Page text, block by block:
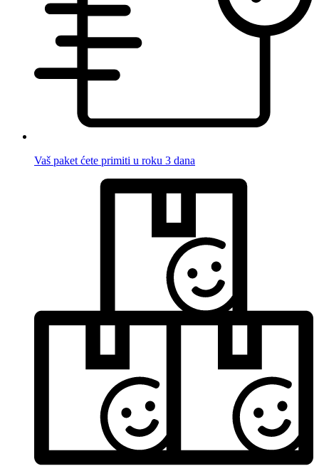
Vaš paket ćete primiti u roku 3 dana